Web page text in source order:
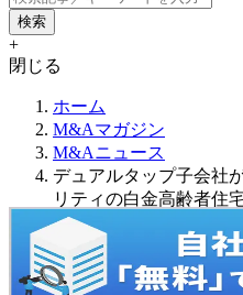
+
閉じる
ホーム
M&Aマガジン
M&Aニュース
デュアルタップ子会社
リティの白金高齢者住